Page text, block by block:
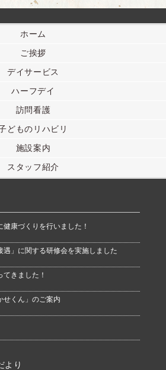
ホーム
ご挨拶
デイサービス
ハーフデイ
訪問看護
どものリハビリ
施設案内
スタッフ紹介
康づくりを行いました！
遇」に関する研修会を実施しました
きました！
せくん」のご案内
より